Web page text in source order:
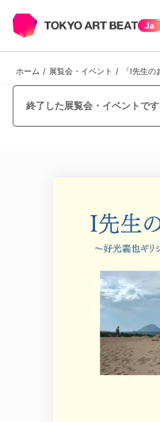
Ja
ホーム / 展覧会・イベント /
終了した展覧会・イベントです